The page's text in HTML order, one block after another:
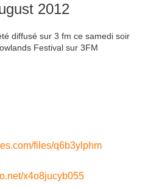
2012
diffusé sur 3 fm ce samedi soir
Festival sur 3FM
files/q6b3ylphm
x4o8jucyb055